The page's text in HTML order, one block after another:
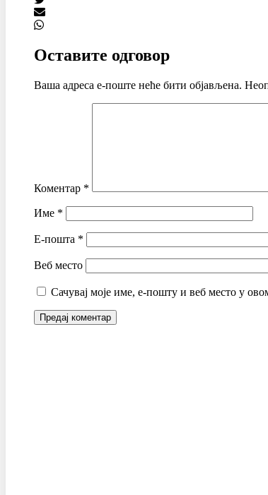
Оставите одговор
Ваша адреса е-поште неће бити објављена.
Коментар *
Име *
Е-пошта *
Веб место
Сачувај моје име, е-пошту и веб место у